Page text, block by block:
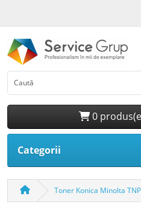
0
Categorii
Toner Konica Minolta